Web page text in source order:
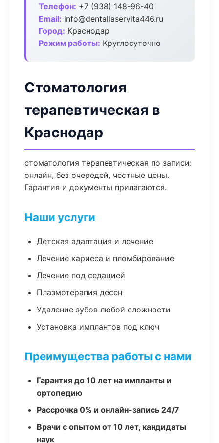
Телефон: +7 (938) 148-96-40
Email: info@dentallaservita446.ru
Город: Краснодар
Режим работы: Круглосуточно
Стоматология
терапевтическая в
Краснодар
стоматология терапевтическая по записи:
онлайн, без очередей, честные цены.
Гарантия и документы прилагаются.
Наши услуги
Детская адаптация и лечение
Лечение кариеса и пломбирование
Лечение под седацией
Плазмотерапия десен
Удаление зубов любой сложности
Установка имплантов под ключ
Преимущества работы с нами
Гарантия до 10 лет на импланты и
ортопедию
Рассрочка 0% и онлайн-запись 24/7
Врачи с опытом от 10 лет, кандидаты
наук